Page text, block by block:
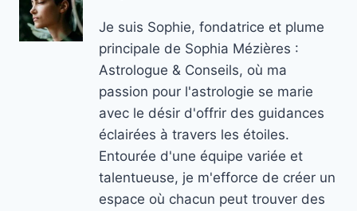
Je suis Sophie, fondatrice et plume
principale de Sophia Mézières :
Astrologue & Conseils, où ma
passion pour l'astrologie se marie
avec le désir d'offrir des guidances
éclairées à travers les étoiles.
Entourée d'une équipe variée et
talentueuse, je m'efforce de créer un
espace où chacun peut trouver des